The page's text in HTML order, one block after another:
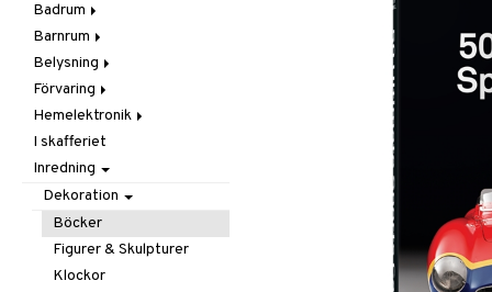
Badrum
Badrumsinredning
Badrumstextilier
Badrumstillbehör
Barnrum
Barnlampor
Barnmöbler
Barnrumsdekoration
Barnrumsförvaring
Barnrumstextilier
Belysning
Belysningstillbehör
Lampor
Bordslampor
Taklampor
LED-ljus
Ljuslyktor & Ljusstakar
Utomhusbelysning
Förvaring
Hängare & krokar
Hyllor
Småförvaring
Småförvaring & Korgar
Väskor
Hemelektronik
Ljud
I skafferiet
Inredning
Dekoration
Böcker
Figurer & Skulpturer
Klockor